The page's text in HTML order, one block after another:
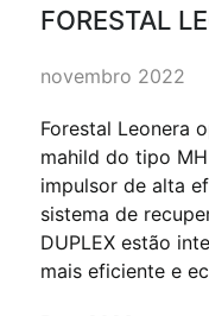
FORESTAL
novembro 2022
Forestal Leonera
mahild do tipo
impulsor de alta
sistema de
DUPLEX estão
mais eficiente e